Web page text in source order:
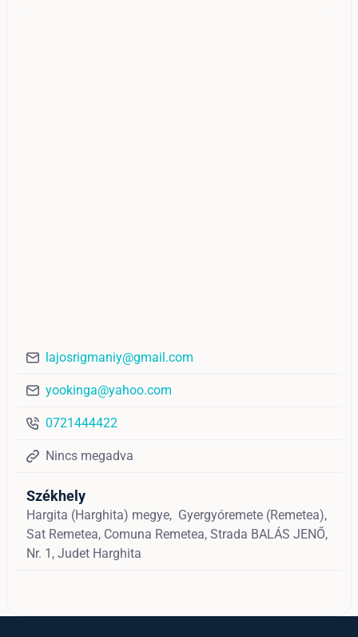
lajosrigmaniy@gmail.com
yookinga@yahoo.com
0721444422
Nincs megadva
Székhely
Hargita (Harghita) megye, Gyergyóremete (Remetea),
Sat Remetea, Comuna Remetea, Strada BALÁS JENŐ,
Nr. 1, Judet Harghita